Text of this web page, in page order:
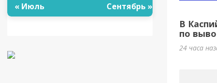
« Июль
Сентябрь »
В
по
24 часа